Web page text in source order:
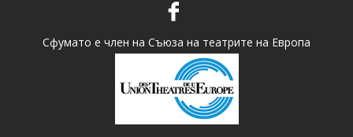
Сфумато е член на Съюза на театрите на Европа